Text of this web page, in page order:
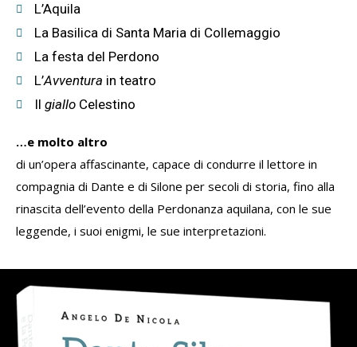
L’Aquila
La Basilica di Santa Maria di Collemaggio
La festa del Perdono
L’Avventura in teatro
Il gialloCelestino
…e molto altro
di un’opera affascinante, capace di condurre il lettore in
compagnia di Dante e di Silone per secoli di storia, fino alla
rinascita dell’evento della Perdonanza aquilana, con le sue
leggende, i suoi enigmi, le sue interpretazioni.